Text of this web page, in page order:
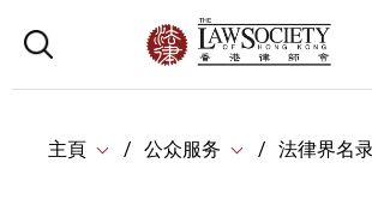
主頁 公众服务 法律界名